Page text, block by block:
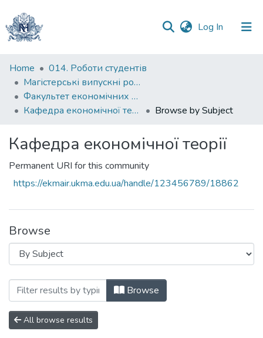
Log In (current)
Communities
&
Collections
All of DSpace
Home
014. Роботи студентів
Магістерські випускні роботи
Факультет економічних наук
Кафедра економічної теорії
Browse by Subject
Кафедра економічної теорії
Permanent URI for this community
https://ekmair.ukma.edu.ua/handle/123456789/18862
Browse
Browsing Кафедра економічної теорії
Browse
All browse results